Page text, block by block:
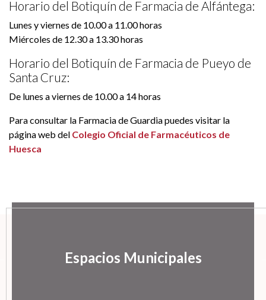
Horario del Botiquín de Farmacia de Alfántega:
Lunes y viernes de 10.00 a 11.00 horas
Miércoles de 12.30 a 13.30 horas
Horario del Botiquín de Farmacia de Pueyo de
Santa Cruz:
De lunes a viernes de 10.00 a 14 horas
Para consultar la Farmacia de Guardia puedes visitar la
página web del Colegio Oficial de Farmacéuticos de
Huesca
Espacios Municipales